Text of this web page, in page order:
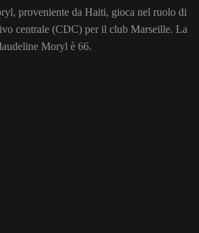
proveniente da Haiti, gioca nel ruolo di
centrale (CDC) per il club Marseille. La
Moryl è 66.